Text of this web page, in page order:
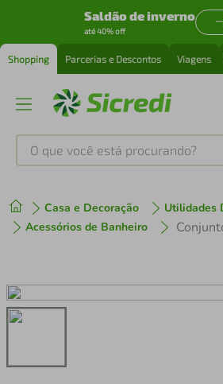
Saldão de inverno
até 40% off
Shopping Parcerias e Descontos Viagens
O que você está procurando?
Casa e Decoração
Utilidades
Acessórios de Banheiro
1º tenis
3º